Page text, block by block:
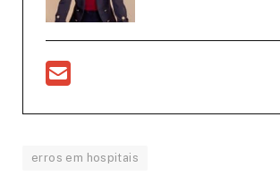
erros em hospitais